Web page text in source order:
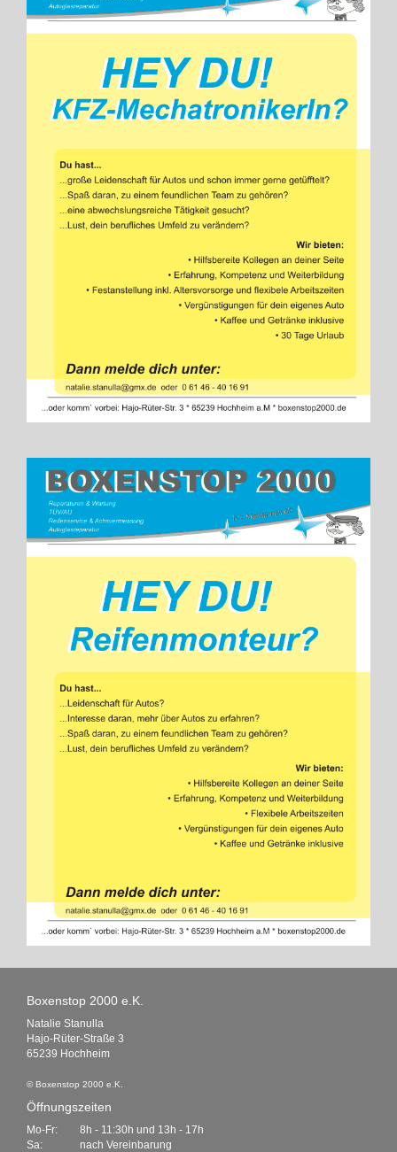
Boxenstop 2000 e.K.
Natalie Stanulla
Hajo-Rüter-Straße 3
65239 Hochheim
© Boxenstop 2000 e.K.
Öffnungszeiten
Mo-Fr:
8h - 11:30h und 13h - 17h
Sa:
nach Vereinbarung